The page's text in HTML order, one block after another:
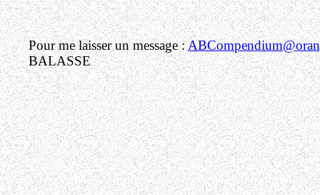
Pour me laisser un message :
BALASSE